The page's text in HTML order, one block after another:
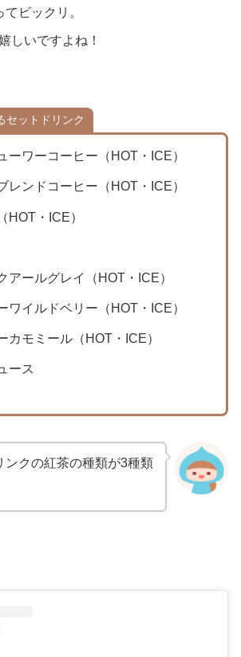
ビックリ。
しいですよね！
セットドリンク
ーワーコーヒー（HOT・ICE）
レンドコーヒー（HOT・ICE）
HOT・ICE）
アールグレイ（HOT・ICE）
ワイルドベリー（HOT・ICE）
カモミール（HOT・ICE）
ース
ンクの紅茶の種類が3種類